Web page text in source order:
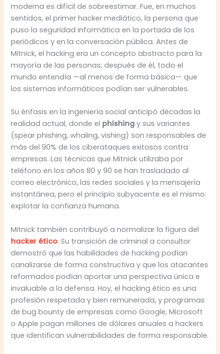
moderna es difícil de sobreestimar. Fue, en muchos
sentidos, el primer hacker mediático, la persona que
puso la seguridad informática en la portada de los
periódicos y en la conversación pública. Antes de
Mitnick, el hacking era un concepto abstracto para la
mayoría de las personas; después de él, todo el
mundo entendía —al menos de forma básica— que
los sistemas informáticos podían ser vulnerables.
Su énfasis en la ingeniería social anticipó décadas la
realidad actual, donde el phishing y sus variantes
(spear phishing, whaling, vishing) son responsables de
más del 90% de los ciberataques exitosos contra
empresas. Las técnicas que Mitnick utilizaba por
teléfono en los años 80 y 90 se han trasladado al
correo electrónico, las redes sociales y la mensajería
instantánea, pero el principio subyacente es el mismo:
explotar la confianza humana.
Mitnick también contribuyó a normalizar la figura del
hacker ético. Su transición de criminal a consultor
demostró que las habilidades de hacking podían
canalizarse de forma constructiva y que los atacantes
reformados podían aportar una perspectiva única e
invaluable a la defensa. Hoy, el hacking ético es una
profesión respetada y bien remunerada, y programas
de bug bounty de empresas como Google, Microsoft
o Apple pagan millones de dólares anuales a hackers
que identifican vulnerabilidades de forma responsable.